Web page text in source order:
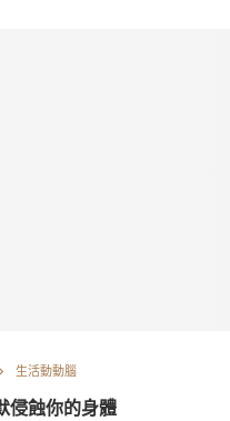
生活動動腦
侵蝕你的身體